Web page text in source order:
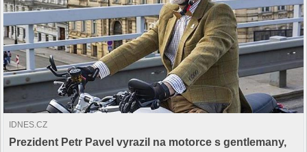
IDNES.CZ
Prezident Petr Pavel vyrazil na motorce s gentlemany,